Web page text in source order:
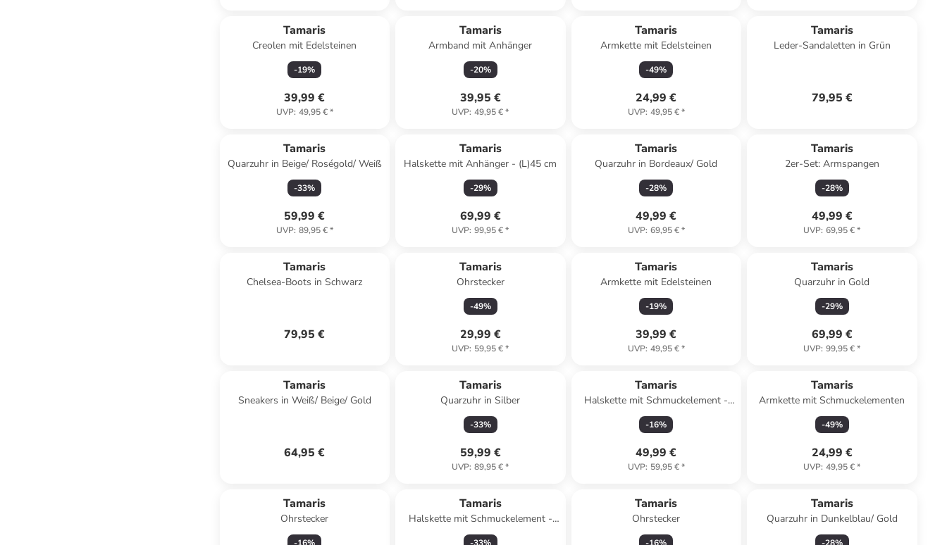
Tamaris
Creolen mit Edelsteinen
-19%
39,99 €
UVP: 49,95 €*
Tamaris
Armband mit Anhänger
-20%
39,95 €
UVP: 49,95 €*
Tamaris
Armkette mit Edelsteinen
-49%
24,99 €
UVP: 49,95 €*
Tamaris
Leder-Sandaletten in Grün
79,95 €
Tamaris
Quarzuhr in Beige/ Roségold/ Weiß
-33%
59,99 €
UVP: 89,95 €*
Tamaris
Halskette mit Anhänger - (L)45 cm
-29%
69,99 €
UVP: 99,95 €*
Tamaris
Quarzuhr in Bordeaux/ Gold
-28%
49,99 €
UVP: 69,95 €*
Tamaris
2er-Set: Armspangen
-28%
49,99 €
UVP: 69,95 €*
Tamaris
Chelsea-Boots in Schwarz
79,95 €
Tamaris
Ohrstecker
-49%
29,99 €
UVP: 59,95 €*
Tamaris
Armkette mit Edelsteinen
-19%
39,99 €
UVP: 49,95 €*
Tamaris
Quarzuhr in Gold
-29%
69,99 €
UVP: 99,95 €*
Tamaris
Sneakers in Weiß/ Beige/ Gold
64,95 €
Tamaris
Quarzuhr in Silber
-33%
59,99 €
UVP: 89,95 €*
Tamaris
Halskette mit Schmuckelement -
(L)45 cm
-16%
49,99 €
UVP: 59,95 €*
Tamaris
Armkette mit Schmuckelementen
-49%
24,99 €
UVP: 49,95 €*
Tamaris
Ohrstecker
Tamaris
Halskette mit Schmuckelement -
(L)45 cm
Tamaris
Ohrstecker
Tamaris
Quarzuhr in Dunkelblau/ Gold